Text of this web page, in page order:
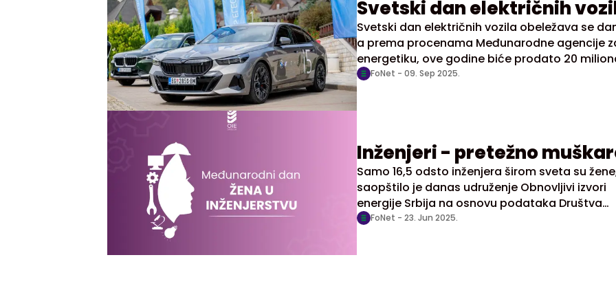
Svetski dan električnih
Svetski dan električnih vozila obeležava se
a prema procenama Međunarodne agencije
energetiku, ove godine biće prodato 20
električnih vozila širom sveta, što znači da će
FoNet - 09. Sep 2025.
Inženjeri - pretežno
Samo 16,5 odsto inženjera širom sveta su
saopštilo je danas udruženje Obnovljivi izvori
energije Srbija na osnovu podataka Društva
inženjerki, povodom Međunarodnog dana žena
FoNet - 23. Jun 2025.